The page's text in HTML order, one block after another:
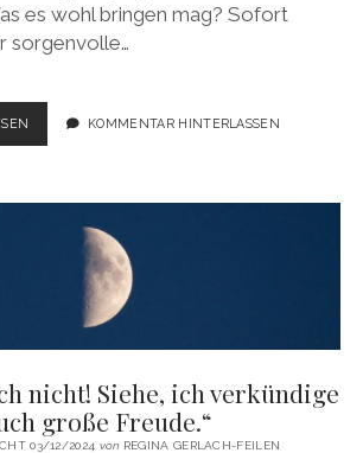
es wohl bringen mag? Sofort
sorgenvolle…
BEGINN
KOMMENTAR HINTERLASSEN
nicht! Siehe, ich verkündige
große Freude.“
03/12/2024 von REGINA GERLACH-FEILEN